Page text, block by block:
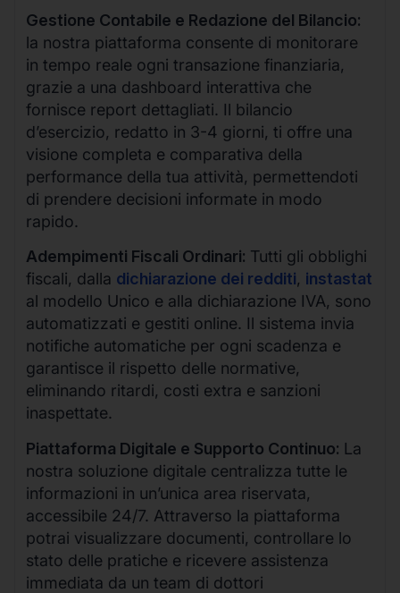
Gestione Contabile e Redazione del Bilancio:
la nostra piattaforma consente di monitorare
in tempo reale ogni transazione finanziaria,
grazie a una dashboard interattiva che
fornisce report dettagliati. Il bilancio
d’esercizio, redatto in 3-4 giorni, ti offre una
visione completa e comparativa della
performance della tua attività, permettendoti
di prendere decisioni informate in modo
rapido.
Adempimenti Fiscali Ordinari: Tutti gli obblighi
fiscali, dalla dichiarazione dei redditi, instastat
al modello Unico e alla dichiarazione IVA, sono
automatizzati e gestiti online. Il sistema invia
notifiche automatiche per ogni scadenza e
garantisce il rispetto delle normative,
eliminando ritardi, costi extra e sanzioni
inaspettate.
Piattaforma Digitale e Supporto Continuo: La
nostra soluzione digitale centralizza tutte le
informazioni in un’unica area riservata,
accessibile 24/7. Attraverso la piattaforma
potrai visualizzare documenti, controllare lo
stato delle pratiche e ricevere assistenza
immediata da un team di dottori